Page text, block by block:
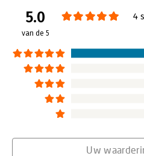
5.0
van de 5
4
Uw